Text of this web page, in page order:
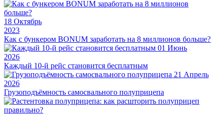
18 Октябрь
2023
Как с бункером BONUM заработать на 8 миллионов больше?
01 Июнь
2026
Каждый 10-й рейс становится бесплатным
21 Апрель
2026
Грузоподъёмность самосвального полуприцепа